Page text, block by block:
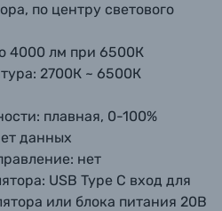
по центру светового
4000 лм при 6500К
2700К ~ 6500К
плавная, 0-100%
данных
нет
USB Type C вход для
или блока питания 20В